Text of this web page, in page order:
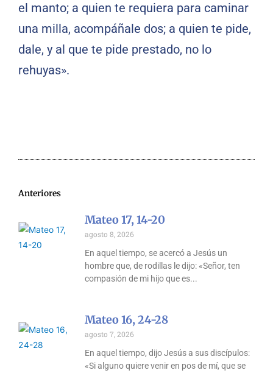
el manto; a quien te requiera para caminar
una milla, acompáñale dos; a quien te pide,
dale, y al que te pide prestado, no lo
rehuyas».
Anteriores
Mateo 17, 14-20
agosto 8, 2026
En aquel tiempo, se acercó a Jesús un
hombre que, de rodillas le dijo: «Señor, ten
compasión de mi hijo que es
Mateo 16, 24-28
agosto 7, 2026
En aquel tiempo, dijo Jesús a sus discípulos:
«Si alguno quiere venir en pos de mí, que se